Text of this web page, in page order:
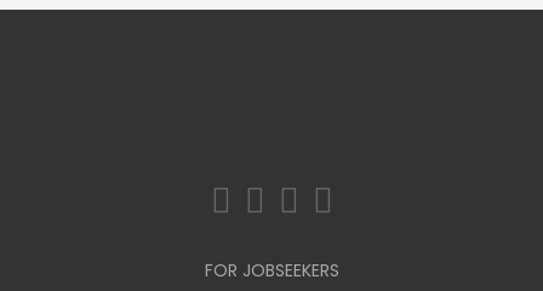
FOR JOBSEEKERS